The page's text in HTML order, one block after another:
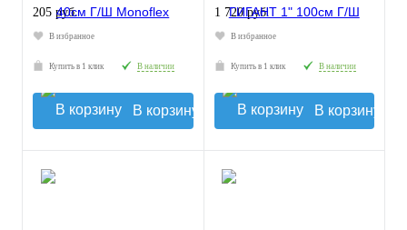
205 руб.
В избранное
Купить в 1 клик В наличии
В корзину
1 720 руб.
В избранное
Купить в 1 клик В наличии
В корзину